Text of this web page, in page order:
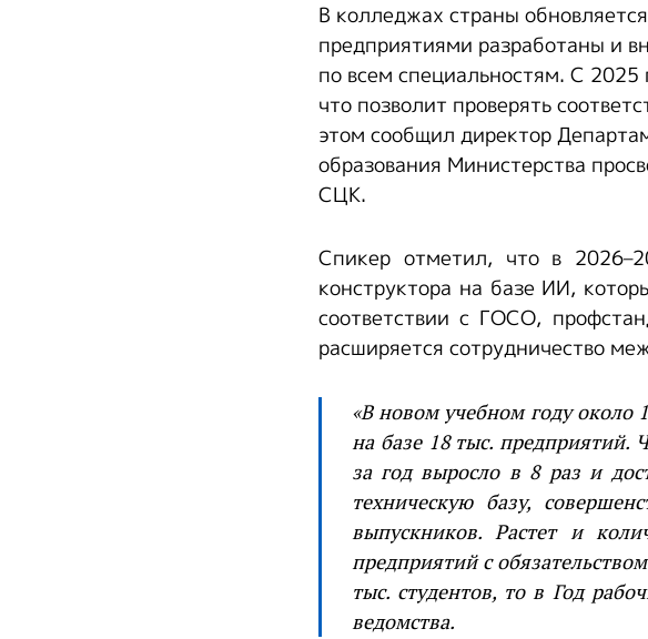
В колледжах страны
предприятиями разработаны и
по всем специальностям. С 2025
что позволит проверять
этом сообщил директор
образования Министерства
СЦК.
Спикер отметил, что в
конструктора на базе ИИ,
соответствии с ГОСО,
расширяется сотрудничество
«В новом учебном году около
на базе 18 тыс. предприятий.
за год выросло в 8 раз и
техническую базу,
выпускников. Растет и
предприятий с
тыс. студентов, то в Год
ведомства.